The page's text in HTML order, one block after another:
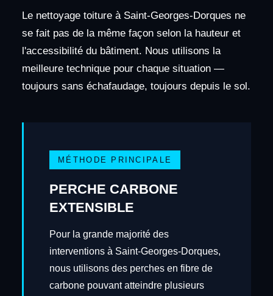
Le nettoyage toiture à Saint-Georges-Dorques ne
se fait pas de la même façon selon la hauteur et
l'accessibilité du bâtiment. Nous utilisons la
meilleure technique pour chaque situation —
toujours sans échafaudage, toujours depuis le sol.
MÉTHODE PRINCIPALE
PERCHE CARBONE
EXTENSIBLE
Pour la grande majorité des
interventions à Saint-Georges-Dorques,
nous utilisons des perches en fibre de
carbone pouvant atteindre plusieurs